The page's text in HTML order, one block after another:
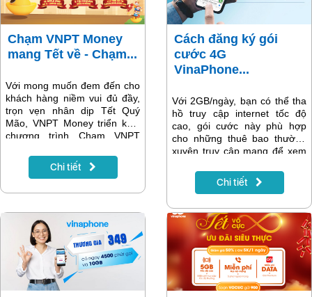
Chạm VNPT Money
mang Tết về - Chạm...
Với mong muốn đem đến cho
khách hàng niềm vui đủ đầy,
trọn vẹn nhân dịp Tết Quý
Mão, VNPT Money triển khai
chương trình Chạm VNPT
du xuân vạn lộc, chạm để
sắm sửa đầu năm, chạm để
Chi tiết
Cách đăng ký gói
cước 4G
VinaPhone...
Với 2GB/ngày, bạn có thể tha
hồ truy cập internet tốc độ
cao, gói cước này phù hợp
cho những thuê bao thường
xuyên truy cập mạng để xem
Facebook, chơi game, nghe
nhạc, … Hướng dẫn sẽ có
Chi tiết